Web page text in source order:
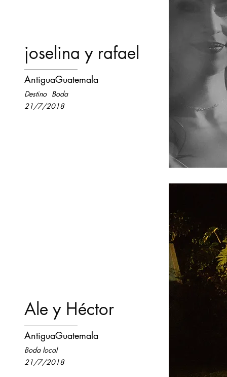
joselina y rafael
AntiguaGuatemala
Destino Boda
21/7/2018
Ale y Héctor
AntiguaGuatemala
Boda local
21/7/2018